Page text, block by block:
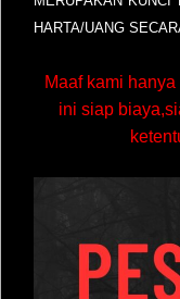
HARTA/UANG
Maaf kami
ini siap